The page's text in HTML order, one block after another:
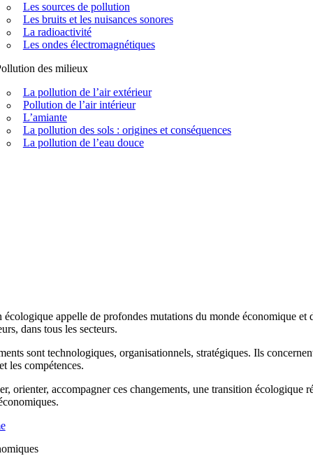
Les sources de pollution
Les bruits et les nuisances sonores
La radioactivité
Les ondes électromagnétiques
des milieux
La pollution de l’air extérieur
Pollution de l’air intérieur
L’amiante
La pollution des sols : origines et conséquences
La pollution de l’eau douce
appelle de profondes mutations du monde économique et
dans tous les secteurs.
sont technologiques, organisationnels, stratégiques. Ils
les compétences.
orienter, accompagner ces changements, une transition écologique